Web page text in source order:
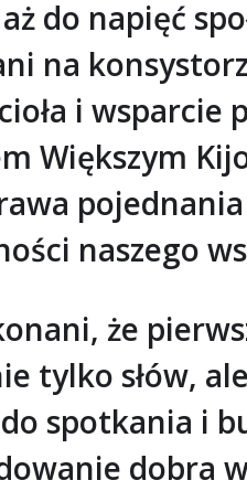
do napięć
na
i wsparcie
Większym
naszego
że
tylko słów,
spotkania i
dobra